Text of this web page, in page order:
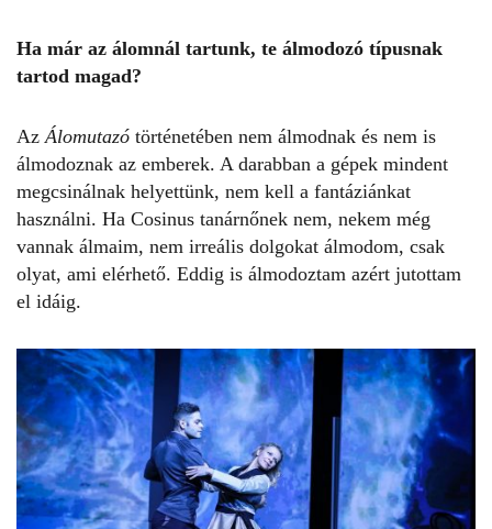
Ha már az álomnál tartunk, te álmodozó típusnak
tartod magad?
Az Álomutazó történetében nem álmodnak és nem is
álmodoznak az emberek. A darabban a gépek mindent
megcsinálnak helyettünk, nem kell a fantáziánkat
használni. Ha Cosinus tanárnőnek nem, nekem még
vannak álmaim, nem irreális dolgokat álmodom, csak
olyat, ami elérhető. Eddig is álmodoztam azért jutottam
el idáig.